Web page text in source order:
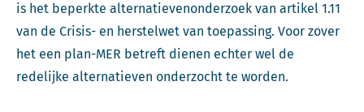
is het beperkte alternatievenonderzoek van artikel 1.11
van de Crisis- en herstelwet van toepassing. Voor zover
het een plan-MER betreft dienen echter wel de
redelijke alternatieven onderzocht te worden.